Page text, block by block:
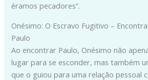
éramos pecadores”.
Onésimo: O Escravo Fugitivo –
Paulo
Ao encontrar Paulo, Onésimo não
lugar para se esconder, mas também
que o guiou para uma relação pessoal